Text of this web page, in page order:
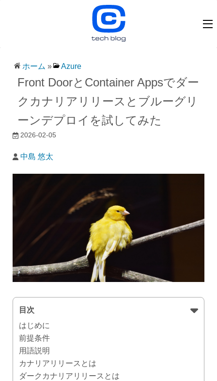
ホーム » Azure
Front DoorとContainer Appsでダー
クカナリアリリースとブルーグリ
ーンデプロイを試してみた
2026-02-05
中島 悠太
目次
はじめに
前提条件
用語説明
カナリアリリースとは
ダークカナリアリリースとは